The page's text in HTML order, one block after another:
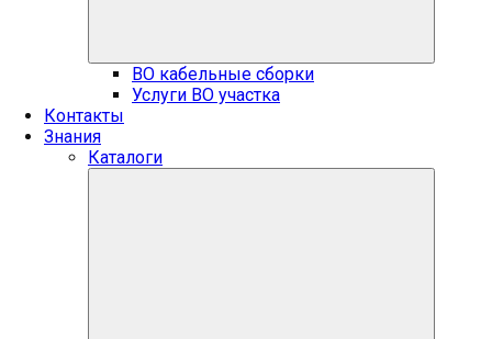
ВО кабельные сборки
Услуги ВО участка
Контакты
Знания
Каталоги